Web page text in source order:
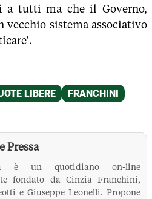
a tutti ma che il Governo,
sistema associativo
Pressa
è un quotidiano on-line
fondato da Cinzia Franchini,
e Giuseppe Leonelli. Propone